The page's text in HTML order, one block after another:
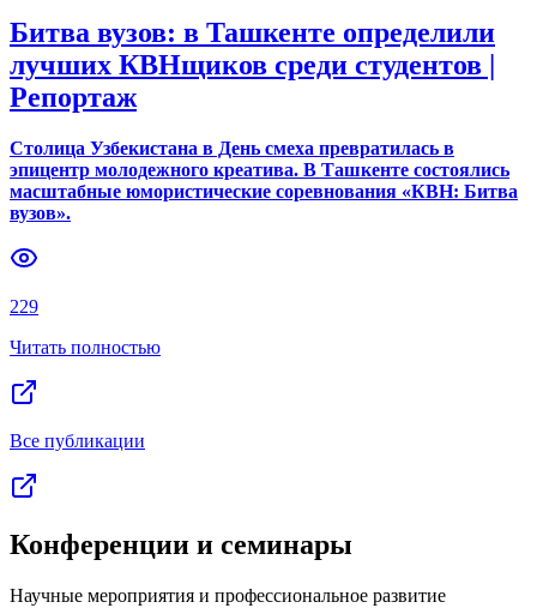
Next slide
Битва вузов: в Ташкенте определили
лучших КВНщиков среди студентов |
Репортаж
Столица Узбекистана в День смеха превратилась в
эпицентр молодежного креатива. В Ташкенте состоялись
масштабные юмористические соревнования «КВН: Битва
вузов».
229
Читать полностью
Все публикации
Конференции и семинары
Научные мероприятия и профессиональное развитие